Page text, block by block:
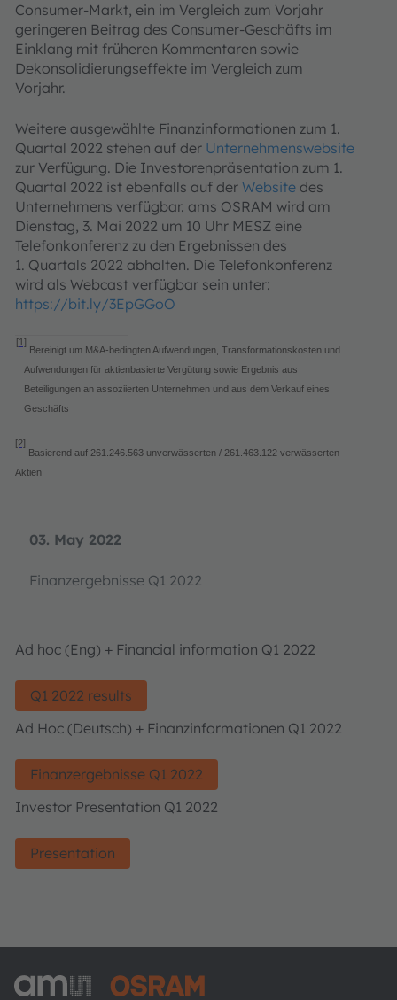
03. May 2022
Finanzergebnisse Q1 2022
Ad hoc (Eng) + Financial information Q1 2022
Q1 2022 results
Ad Hoc (Deutsch) + Finanzinformationen Q1 2022
Finanzergebnisse Q1 2022
Investor Presentation Q1 2022
Presentation
Consumer-Markt, ein im Vergleich zum Vorjahr
geringeren Beitrag des Consumer-Geschäfts im
Einklang mit früheren Kommentaren sowie
Dekonsolidierungseffekte im Vergleich zum
Vorjahr.
Weitere ausgewählte Finanzinformationen zum 1.
Quartal 2022 stehen auf der Unternehmenswebsite
zur Verfügung. Die Investorenpräsentation zum 1.
Quartal 2022 ist ebenfalls auf der Website des
Unternehmens verfügbar. ams OSRAM wird am
Dienstag, 3. Mai 2022 um 10 Uhr MESZ eine
Telefonkonferenz zu den Ergebnissen des
1. Quartals 2022 abhalten. Die Telefonkonferenz
wird als Webcast verfügbar sein unter:
https://bit.ly/3EpGGoO
[1]
Bereinigt um M&A-bedingten Aufwendungen, Transformationskosten und
Aufwendungen für aktienbasierte Vergütung sowie Ergebnis aus
Beteiligungen an assoziierten Unternehmen und aus dem Verkauf eines
Geschäfts
[2]
Basierend auf 261.246.563 unverwässerten / 261.463.122 verwässerten
Aktien